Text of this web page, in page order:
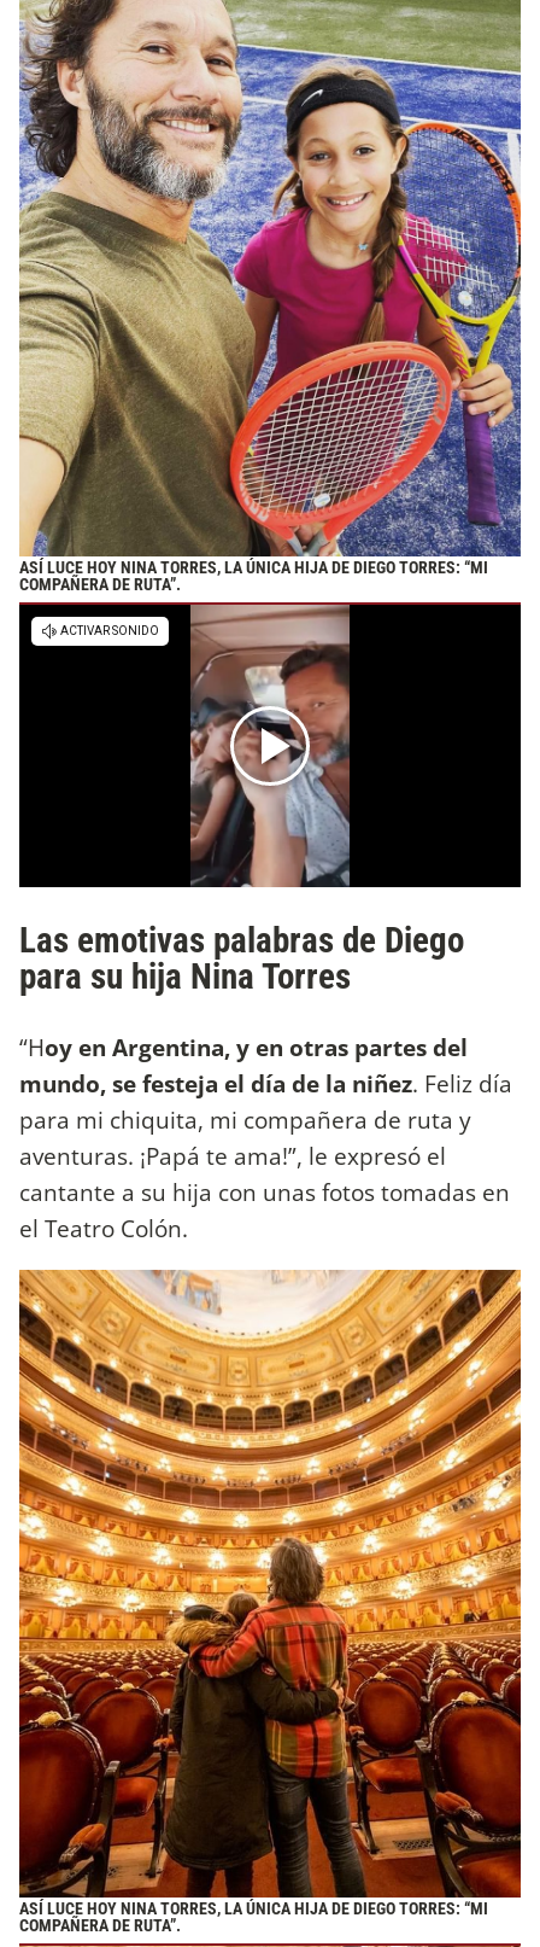
ASÍ LUCE HOY NINA TORRES, LA ÚNICA HIJA DE DIEGO TORRES: “MI
COMPAÑERA DE RUTA”.
Las emotivas palabras de Diego
para su hija Nina Torres
“Hoy en Argentina, y en otras partes del
mundo, se festeja el día de la niñez. Feliz día
para mi chiquita, mi compañera de ruta y
aventuras. ¡Papá te ama!”, le expresó el
cantante a su hija con unas fotos tomadas en
el Teatro Colón.
ASÍ LUCE HOY NINA TORRES, LA ÚNICA HIJA DE DIEGO TORRES: “MI
COMPAÑERA DE RUTA”.